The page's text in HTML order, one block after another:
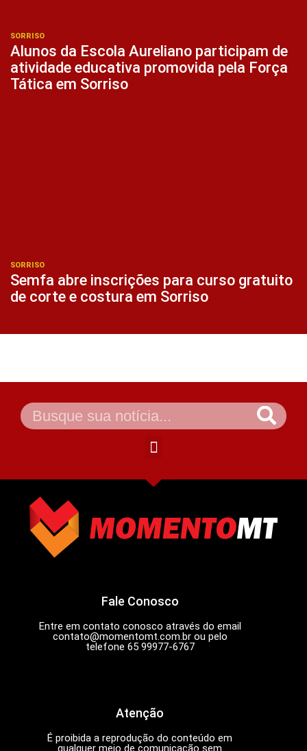
SORRISO
Alunos da Escola Aureliano participam de
atividade educativa promovida pela Força
Tática em Sorriso
SORRISO
Semfa abre inscrições para curso gratuito
de corte e costura em Sorriso
Fale Conosco
Entre em contato conosco através do email
contato@momentomt.com.brou pelo
telefone 65 99977-6767
Atenção
É proibida a reprodução do conteúdo em
qualquer meio de comunicação sem